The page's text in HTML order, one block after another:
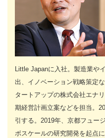
Little Japanに入社。製造業や
出、イノベーション戦略策定
タートアップの株式会社エナ
期経営計画立案などを担当。
引する。2019年、京都フュー
ボスケールの研究開発を起点